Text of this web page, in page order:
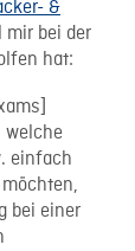
&
mir bei der
hat:
welche
einfach
bei einer